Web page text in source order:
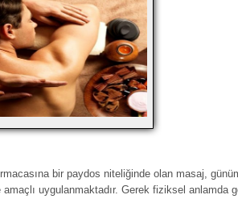
bir paydos niteliğinde olan masaj,
uygulanmaktadır. Gerek fiziksel anlamda